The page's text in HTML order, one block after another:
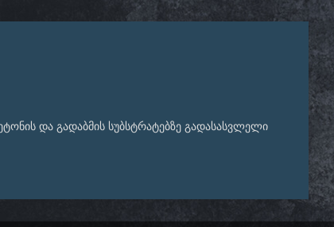
და გადაბმის სუბსტრატებზე გადასასვლელი